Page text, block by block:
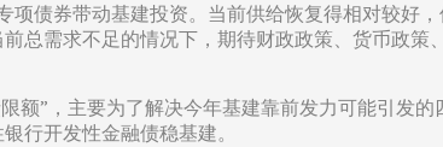
债券带动基建投资。当前供给恢复得相对较好
总需求不足的情况下，期待财政政策、货币政策
额”，主要为了解决今年基建靠前发力可能引发
行开发性金融债稳基建。